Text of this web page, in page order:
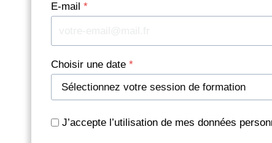
E-mail *
Choisir une date *
J’accepte l’utilisation de mes données